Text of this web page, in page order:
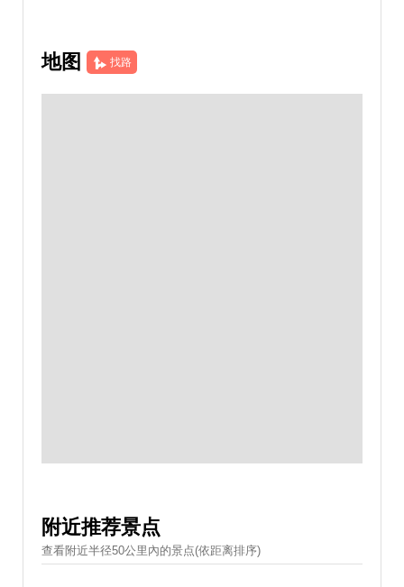
地图 找路
附近推荐景点
查看附近半径50公里內的景点(依距离排序)